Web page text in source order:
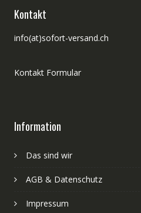
Kontakt
info(at)sofort-versand.ch
Kontakt Formular
Information
Das sind wir
AGB & Datenschutz
Impressum